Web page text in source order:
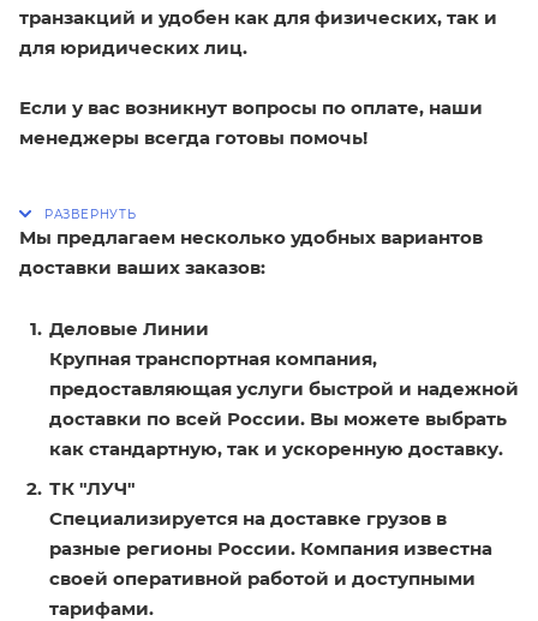
транзакций и удобен как для физических, так и
для юридических лиц.
Если у вас возникнут вопросы по оплате, наши
менеджеры всегда готовы помочь!
Мы предлагаем несколько удобных вариантов
доставки ваших заказов:
Деловые Линии
Крупная транспортная компания,
предоставляющая услуги быстрой и надежной
доставки по всей России. Вы можете выбрать
как стандартную, так и ускоренную доставку.
ТК "ЛУЧ"
Специализируется на доставке грузов в
разные регионы России. Компания известна
своей оперативной работой и доступными
тарифами.